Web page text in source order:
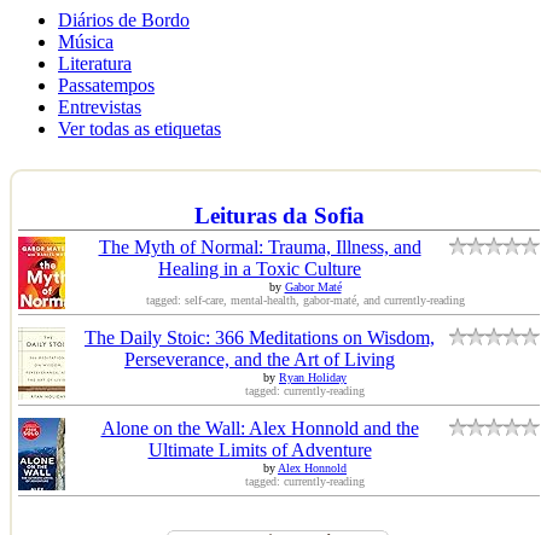
Diários de Bordo
Música
Literatura
Passatempos
Entrevistas
Ver todas as etiquetas
Leituras da Sofia
The Myth of Normal: Trauma, Illness, and
Healing in a Toxic Culture
by Gabor Maté
tagged: self-care, mental-health, gabor-maté, and currently-reading
The Daily Stoic: 366 Meditations on Wisdom,
Perseverance, and the Art of Living
by Ryan Holiday
tagged: currently-reading
Alone on the Wall: Alex Honnold and the
Ultimate Limits of Adventure
byAlex Honnold
tagged: currently-reading